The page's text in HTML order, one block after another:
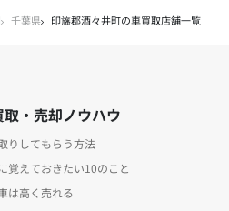
千葉県 印旛郡酒々井町の車買取店舗一覧
・売却ノウハウ
りしてもらう方法
覚えておきたい10のこと
は高く売れる